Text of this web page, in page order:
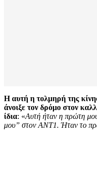
Η αυτή η τολμηρή της
άνοιξε τον δρόμο στον
ίδια: «Αυτή ήταν η πρώτη
μου” στον ΑΝΤ1. Ήταν το